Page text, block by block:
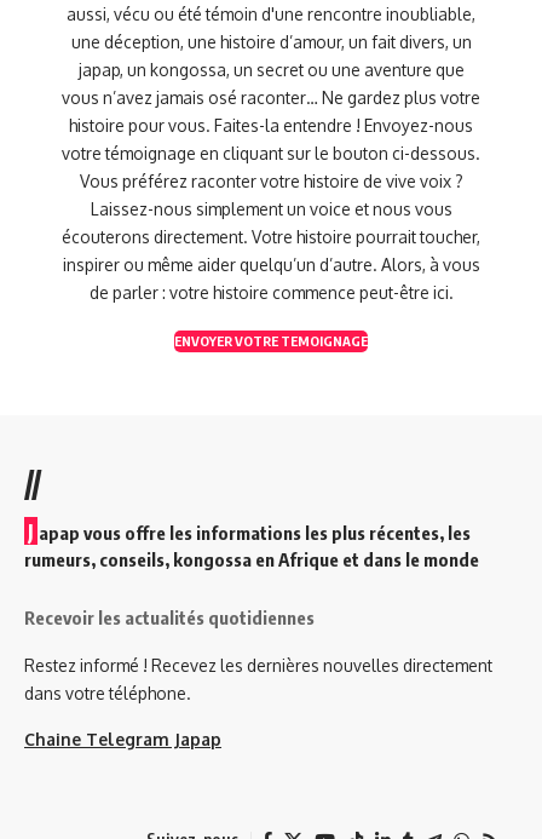
aussi, vécu ou été témoin d'une rencontre inoubliable,
une déception, une histoire d’amour, un fait divers, un
japap, un kongossa, un secret ou une aventure que
vous n’avez jamais osé raconter… Ne gardez plus votre
histoire pour vous. Faites-la entendre ! Envoyez-nous
votre témoignage en cliquant sur le bouton ci-dessous.
Vous préférez raconter votre histoire de vive voix ?
Laissez-nous simplement un voice et nous vous
écouterons directement. Votre histoire pourrait toucher,
inspirer ou même aider quelqu’un d’autre. Alors, à vous
de parler : votre histoire commence peut-être ici.
ENVOYER VOTRE TEMOIGNAGE
//
J apap vous offre les informations les plus récentes, les
rumeurs, conseils, kongossa en Afrique et dans le monde
Recevoir les actualités quotidiennes
Restez informé ! Recevez les dernières nouvelles directement
dans votre téléphone.
Chaine Telegram Japap